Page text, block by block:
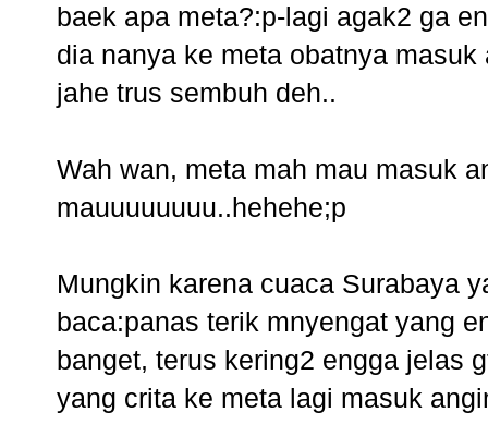
baek apa meta?:p-lagi agak2 ga
dia nanya ke meta obatnya
jahe trus sembuh deh..
Wah wan, meta mah mau masuk
mauuuuuuuu..hehehe;p
Mungkin karena cuaca Surabaya
baca:panas terik mnyengat yang
banget, terus kering2 engga jelas
yang crita ke meta lagi masuk